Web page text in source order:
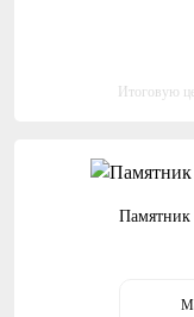
Итоговую
Памятник